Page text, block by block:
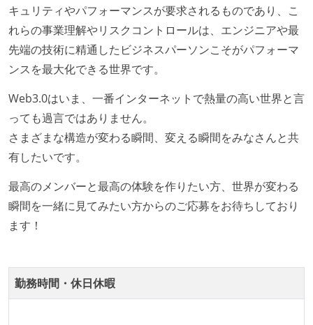
本番にデプロイされるコードには、全てコードレビュ
ーまたはペアプログラミングを実施している
「リファクタリングは随時行われるべき」という価値
観をメンバー全員が共有しており、日常的に実施して
何らかのコーディング規約をチーム全体で遵守するよ
うにしている
アジャイル実践状況
1ヶ月以下の短い期間でのイテレーション開発を実践
している
デイリーでスタンドアップミーティング、またはそれ
イテレーションの最後などに、定期的にチームでふり
かえりミーティングを行っている
タスク見積もりの単位には絶対量（人日など）ではな
キュリティやパフォーマンスが要求されるものであり、こ
れらの事業理解やリスクコントロールは、エンジニアや最
先端の技術に精通したビジネスパーソンこそがパフォーマ
ンスを最大化できる世界です。
Web3.0はいま、一番インターネットで熱量の高い世界と言
っても過言ではありません。
さまざまな構造が変わる瞬間、変える瞬間をみなさんと共
有したいです。
最高のメンバーと最高の体験を作りたい方、世界が変わる
瞬間を一緒に見てみたい方からのご応募をお待ちしており
ます！
勤務時間・休日休暇